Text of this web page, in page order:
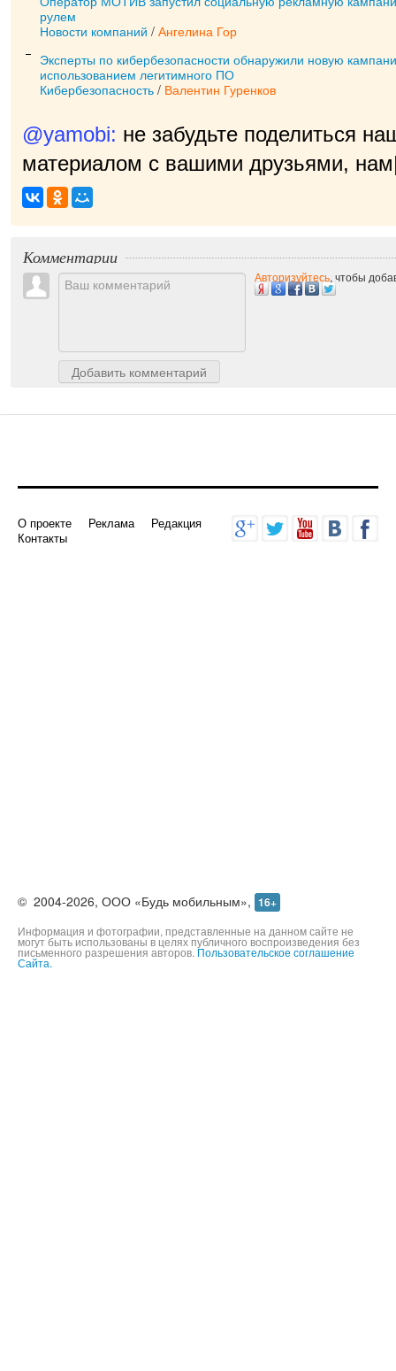
рулем
Новости компаний / Ангелина Гор
Эксперты по кибербезопасности обнаружили новую
использованием легитимного ПО
Кибербезопасность / Валентин Гуренков
@yamobi: не забудьте поделиться
материалом с вашими друзьями, нам
Комментарии
Добавить комментарий
Авторизуйтесь, чтобы
О проекте Реклама
Редакция
Контакты
© 2004-2026, ООО «Будь мобильным», 16+
Информация и фотографии, представленные на данном сайте не
могут быть использованы в целях публичного воспроизведения без
письменного разрешения авторов. Пользовательское соглашение
Сайта.